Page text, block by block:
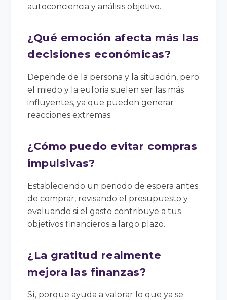
autoconciencia y análisis objetivo.
¿Qué emoción afecta más las
decisiones económicas?
Depende de la persona y la situación, pero
el miedo y la euforia suelen ser las más
influyentes, ya que pueden generar
reacciones extremas.
¿Cómo puedo evitar compras
impulsivas?
Estableciendo un periodo de espera antes
de comprar, revisando el presupuesto y
evaluando si el gasto contribuye a tus
objetivos financieros a largo plazo.
¿La gratitud realmente
mejora las finanzas?
Sí, porque ayuda a valorar lo que ya se